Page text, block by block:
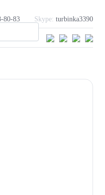
80-83 Skype: turbinka3390